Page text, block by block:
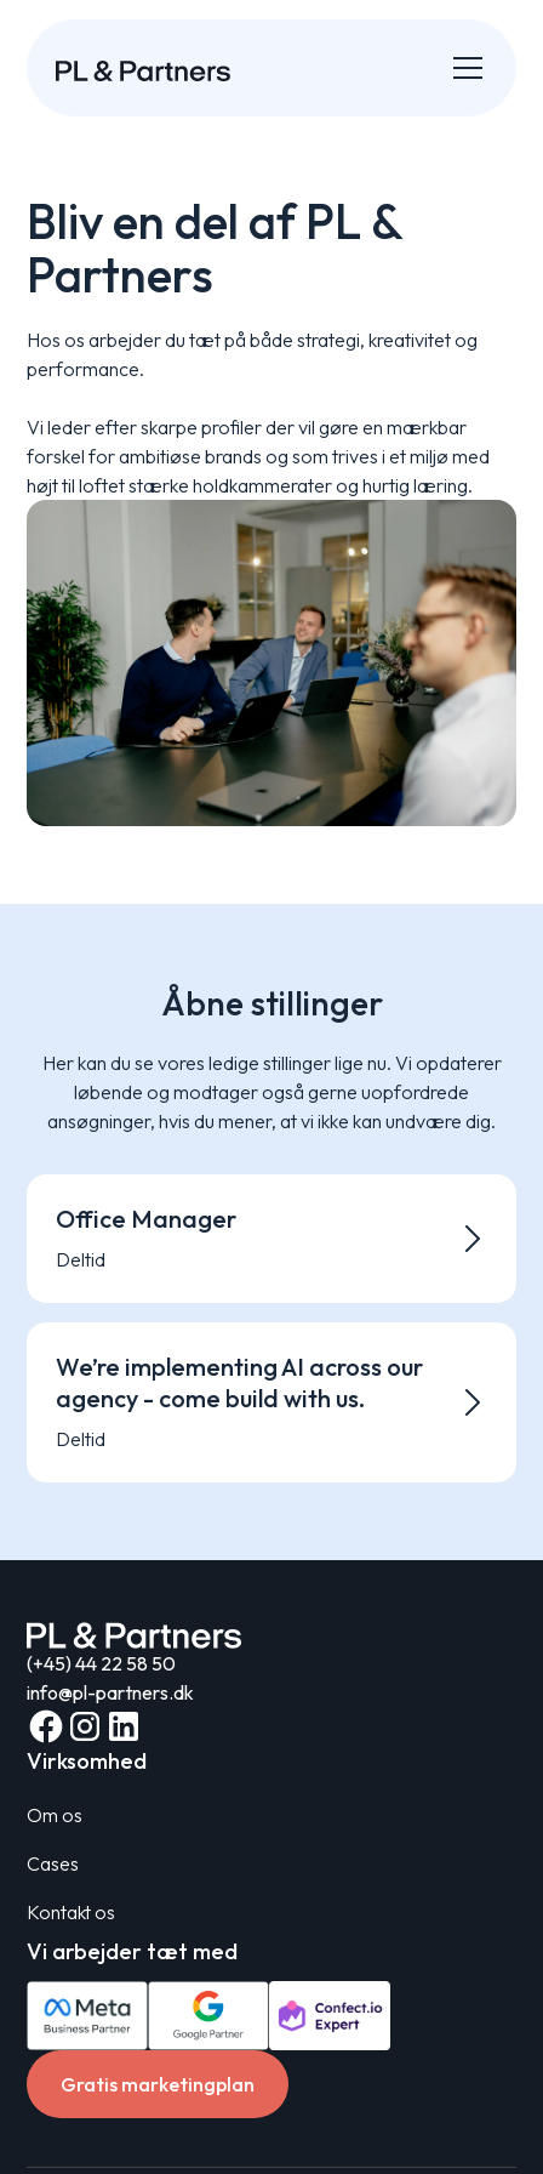
Bliv en del af PL &
Partners
Hos os arbejder du tæt på både strategi, kreativitet og
performance.
Vi leder efter skarpe profiler der vil gøre en mærkbar
forskel for ambitiøse brands og som trives i et miljø med
højt til loftet stærke holdkammerater og hurtig læring.
Åbne stillinger
Her kan du se vores ledige stillinger lige nu. Vi opdaterer
løbende og modtager også gerne uopfordrede
ansøgninger, hvis du mener, at vi ikke kan undvære dig.
Office Manager
Deltid
We’re implementing AI across our
agency - come build with us.
Deltid
(+45) 44 22 58 50
info@pl-partners.dk
Virksomhed
Om os
Cases
Kontakt os
Vi arbejder tæt med
Gratis marketingplan